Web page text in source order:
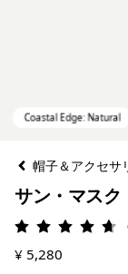
帽子＆アクセサ
サン・マスク
評価: 4.7 /
¥ 5,280